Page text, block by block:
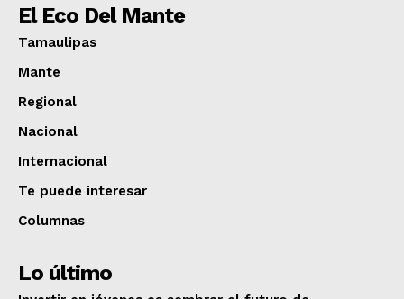
El Eco Del Mante
Tamaulipas
Mante
Regional
Nacional
Internacional
Te puede interesar
Columnas
Lo último